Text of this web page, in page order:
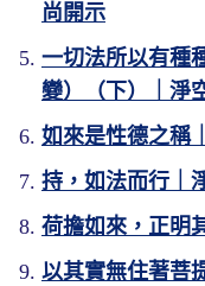
尚開示
一切法所以有種
變）（下）｜淨
如來是性德之稱
持，如法而行｜
荷擔如來，正明
以其實無住著菩